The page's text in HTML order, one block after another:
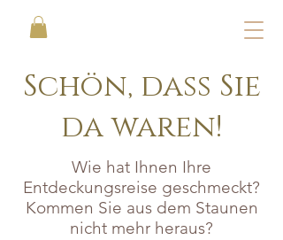
Schön, dass Sie
da waren!
Wie hat Ihnen Ihre
Entdeckungsreise geschmeckt?
Kommen Sie aus dem Staunen
nicht mehr heraus?